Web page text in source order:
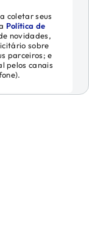
coletar seus
Política de
novidades,
sobre
parceiros; e
pelos canais